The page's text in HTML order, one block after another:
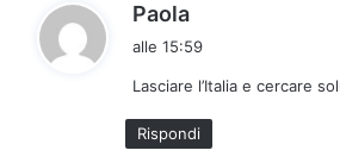
Paola
a
e
t
t
alle 15:59
Lasciare l’Italia e cercare
Rispondi